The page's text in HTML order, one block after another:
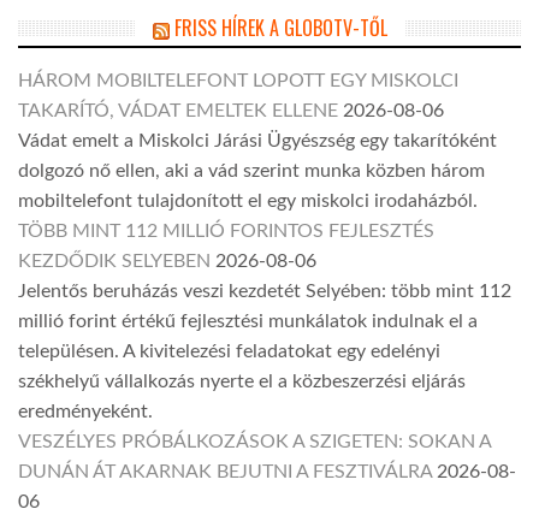
FRISS HÍREK A GLOBOTV-TŐL
HÁROM MOBILTELEFONT LOPOTT EGY MISKOLCI
TAKARÍTÓ, VÁDAT EMELTEK ELLENE 2026-08-06
Vádat emelt a Miskolci Járási Ügyészség egy takarítóként
dolgozó nő ellen, aki a vád szerint munka közben három
mobiltelefont tulajdonított el egy miskolci irodaházból.
TÖBB MINT 112 MILLIÓ FORINTOS FEJLESZTÉS
KEZDŐDIK SELYEBEN 2026-08-06
Jelentős beruházás veszi kezdetét Selyében: több mint 112
millió forint értékű fejlesztési munkálatok indulnak el a
településen. A kivitelezési feladatokat egy edelényi
székhelyű vállalkozás nyerte el a közbeszerzési eljárás
eredményeként.
VESZÉLYES PRÓBÁLKOZÁSOK A SZIGETEN: SOKAN A
DUNÁN ÁT AKARNAK BEJUTNI A FESZTIVÁLRA 2026-08-
06